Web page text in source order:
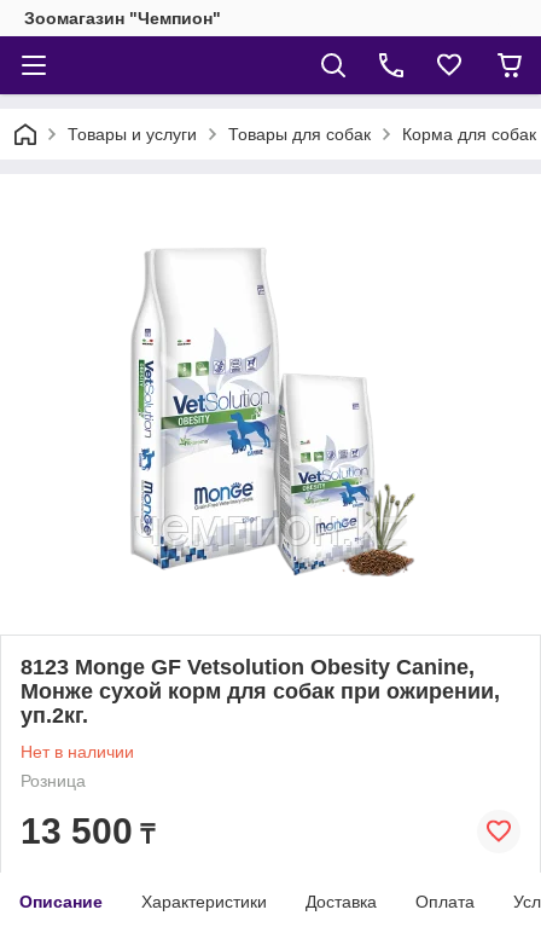
Зоомагазин "Чемпион"
Товары и услуги Товары для собак Корма для собак
8123 Monge GF Vetsolution Obesity Canine,
Монже сухой корм для собак при ожирении,
уп.2кг.
Нет в наличии
Розница
13 500 ₸
Описание Характеристики Доставка Оплата